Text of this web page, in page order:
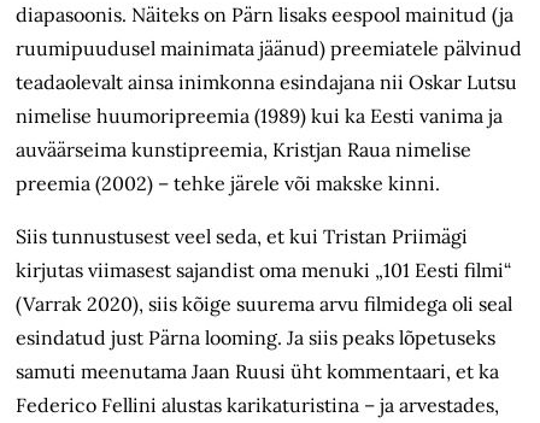
diapasoonis. Näiteks on Pärn lisaks eespool mainitud (ja
ruumipuudusel mainimata jäänud) preemiatele pälvinud
teadaolevalt ainsa inimkonna esindajana nii Oskar Lutsu
nimelise huumoripreemia (1989) kui ka Eesti vanima ja
auväärseima kunstipreemia, Kristjan Raua nimelise
preemia (2002) – tehke järele või makske kinni.
Siis tunnustusest veel seda, et kui Tristan Priimägi
kirjutas viimasest sajandist oma menuki „101 Eesti filmi“
(Varrak 2020), siis kõige suurema arvu filmidega oli seal
esindatud just Pärna looming. Ja siis peaks lõpetuseks
samuti meenutama Jaan Ruusi üht kommentaari, et ka
Federico Fellini alustas karikaturistina – ja arvestades,